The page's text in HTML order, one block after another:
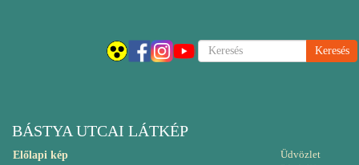
Keresés
BÁSTYA UTCAI LÁTKÉP
Előlapi kép
Üdvözlet